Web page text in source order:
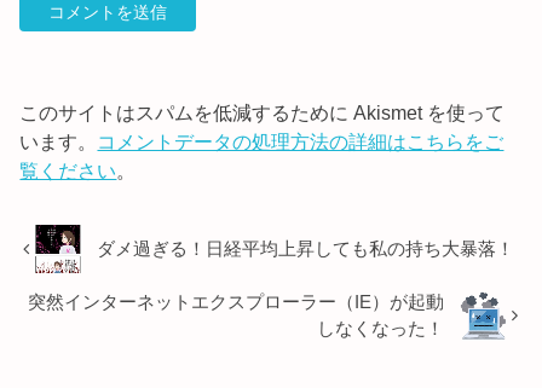
このサイトはスパムを低減するために Akismet を使って
います。 コメントデータの処理方法の詳細はこちらをご
覧ください。
ダメ過ぎる！日経平均上昇しても私の持ち大暴落！
突然インターネットエクスプローラー（IE）が起動
しなくなった！